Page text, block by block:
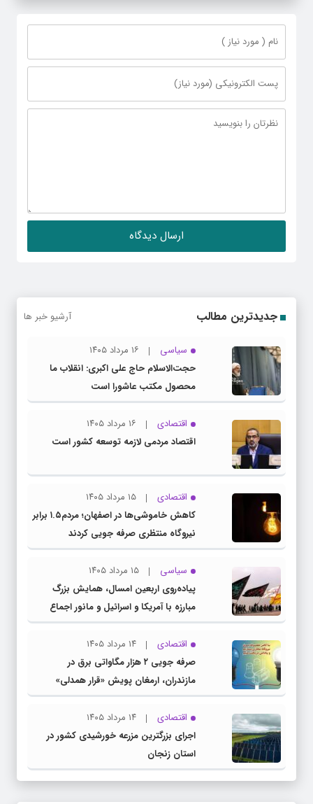
جدیدترین مطالب آرشیو خبر ها
سیاسی
۱۶ مرداد ۱۴۰۵
حجت‌الاسلام حاج علی اکبری: انقلاب ما
محصول مکتب عاشورا است
اقتصادی
۱۶ مرداد ۱۴۰۵
اقتصاد مردمی لازمه توسعه کشور است
اقتصادی
۱۵ مرداد ۱۴۰۵
کاهش خاموشی‌ها در اصفهان؛ مردم۱.۵ برابر
نیروگاه منتظری صرفه جویی کردند
سیاسی
۱۵ مرداد ۱۴۰۵
پیاده‌روی اربعین امسال، همایش بزرگ
مبارزه با آمریکا و اسرائیل و مانور اجماع
جبهه مقاومت و ملت‌های آزادی‌خواه در برابر
استکبار بود
اقتصادی
۱۴ مرداد ۱۴۰۵
صرفه جویی ۲ هزار مگاواتی برق در
مازندران، ارمغان پویش «قرار همدلی»
اقتصادی
۱۴ مرداد ۱۴۰۵
اجرای بزرگترین مزرعه خورشیدی کشور در
استان زنجان